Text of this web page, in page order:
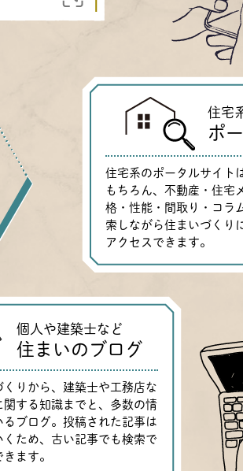
住宅
ポ
住宅系のポータルサイト
もちろん、不動産・住宅
格・性能・間取り・コラ
索しながら住まいづくり
アクセスできます。
個人や建築士など
住まいのブログ
りから、建築士や工務店な
関する知識までと、多数の情
ブログ。投稿された記事は
くため、古い記事でも検索で
ます。